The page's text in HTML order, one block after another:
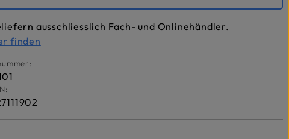
ausschliesslich Fach- und Onlinehändler.
finden